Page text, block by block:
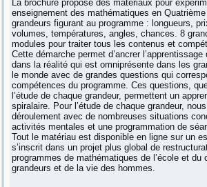
La brochure propose des matériaux pour
enseignement des mathématiques en
grandeurs figurant au programme : longueurs,
volumes, températures, angles, chances. 8
modules pour traiter tous les contenus et
Cette démarche permet d’ancrer
dans la réalité qui est omniprésente dans les
le monde avec de grandes questions qui
compétences du programme. Ces questions,
l’étude de chaque grandeur, permettent un
spiralaire. Pour l’étude de chaque grandeur,
déroulement avec de nombreuses situations
activités mentales et une programmation de
Tout le matériau est disponible en ligne sur un
s’inscrit dans un projet plus global de
programmes de mathématiques de l’école et du
grandeurs et de la vie des hommes.